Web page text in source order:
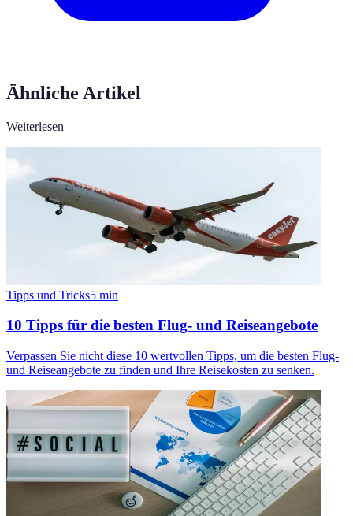
Ähnliche Artikel
Weiterlesen
Tipps und Tricks5 min
10 Tipps für die besten Flug- und Reiseangebote
Verpassen Sie nicht diese 10 wertvollen Tipps, um die besten Flug-
und Reiseangebote zu finden und Ihre Reisekosten zu senken.